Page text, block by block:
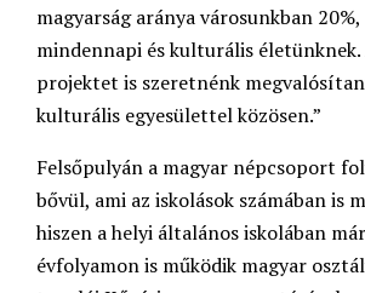
magyarság aránya városunkban
mindennapi és kulturális
projektet is szeretnénk
kulturális egyesülettel közösen.”
Felsőpulyán a magyar népcsoport
bővül, ami az iskolások számában is
hiszen a helyi általános iskolában
évfolyamon is működik magyar